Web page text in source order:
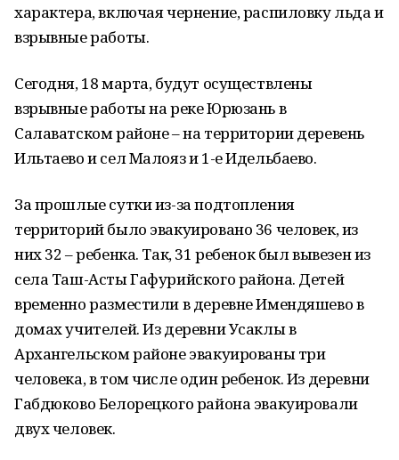
характера, включая чернение, распиловку льда и
взрывные работы.
Сегодня, 18 марта, будут осуществлены
взрывные работы на реке Юрюзань в
Салаватском районе – на территории деревень
Ильтаево и сел Малояз и 1-е Идельбаево.
За прошлые сутки из-за подтопления
территорий было эвакуировано 36 человек, из
них 32 – ребенка. Так, 31 ребенок был вывезен из
села Таш-Асты Гафурийского района. Детей
временно разместили в деревне Имендяшево в
домах учителей. Из деревни Усаклы в
Архангельском районе эвакуированы три
человека, в том числе один ребенок. Из деревни
Габдюково Белорецкого района эвакуировали
двух человек.